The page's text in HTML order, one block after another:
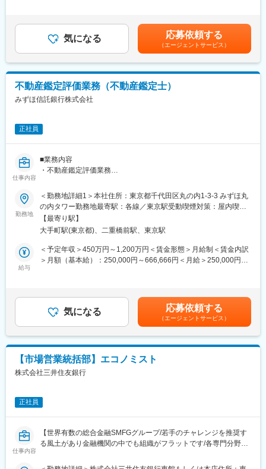
資家エンゲージメントやガバナンス対応の提言まで担う人材へ成
長可能。特定セクターのスペシャリストとしての深化も可能で
す。
■出向先について
企業名：株式会社VISTA https://vista.avantgroup.com/
住所：東京都港区港南2-15-2品川インターシティ B棟13階
テークホルダーへの長期的価値創出の実現を支援
変更の範囲：会社の定める業務
また、お客さま向けマーケット資料の作成やセミナーの講師等も
務めていただきます。
※当該業務経験の豊富な方、大歓迎です。
りそなホールディングス市場企画部（りそな銀行より出向扱）市
場戦略Gr（14名）
兼りそな銀行資金証券部兼埼玉りそな銀行資金証券部
玉りそな銀行資金証券部を合わせた市場部門人員は90名となって
おります。
■働き方
・平均残業時間2時間/日
・在宅勤務やサテライト勤務等を推進しており、社員に合わせた
■キャリアパス
ご入社頂く方に合わせ、教育体制を考えております。
しっかりと地に足をつけ、中長期目線で、ご活躍できるようフォ
スメです。
プ、市場戦略グループ）のほか、りそな銀行資金証券部（資金チ
ーム、有価証券チーム）および市場トレーディング室（カスタマ
ーグループ、トレーディンググループ）に加え、埼玉りそな銀行
資金証券部により構成され、木場にある東京本社ビル3階のディー
リングルームで一体的に執務を行っています。
銀行のALM運営の中心となり、マーケットと対峙して収益を計上
していく重要な役割を担う部門として認識をされております。そ
労働手当は職務の適用基準により職務給の20～40％相当額を支給
します。※予定年収、月額はあくまでも目安の金額であり、選考を
通じて上下する可能性があります。賃金はあくまでも目安の金額
であり、選考を通じて上下する可能性があります。月給(月額)は固
定手当を含めた表記です。
気になる 応募依頼する
（エージェントサービス）
不動産鑑定評価業務（不動産鑑定士）
みずほ信託銀行株式会社
正社員
仕事内容
■業務内容
・不動産鑑定評価業務
2.評価資料、マーケットデータの収集・分析
3.現地調査、周辺環境調査
4.鑑定評価書の作成、依頼者への評価内容の説明
・不動産コンサルティング業務
・みずほグループの営業・コンサルティング担当者への営業支
援、案件相談対応
全国エリア・幅広いアセットに携わることができます。
・大規模工場（工場財団を含む） ・本社ビル ・物流倉庫 ・
・富裕層顧客の邸宅 など
■就業環境
頻度は異なります。
■当社の特徴
みずほ信託銀行はみずほフィナンシャルグループの一員として、
グループ各社と連携したワンストップの高度なサービスを提供す
ることで、皆さまに高い評価をいただいております。
勤務地
＜勤務地詳細1＞本社住所：東京都千代田区丸の内1-3-3 みずほ丸
の内タワー勤務地最寄駅：各線／東京駅受動喫煙対策：屋内喫煙
可能場所あり＜勤務地詳細2＞東京23区内住所：東京都23区内 受
動喫煙対策：屋内全面禁煙変更の範囲：会社の定める事業所（リ
【最寄り駅】
大手町駅(東京都)、二重橋前駅、東京駅
給与
＜予定年収＞450万円～1,200万円＜賃金形態＞月給制＜賃金内訳
＞月額（基本給）：250,000円～666,666円＜月給＞250,000円～
間外勤務手当：時間外勤務時間に応じて支払う。※管理監督者の場
合は、時間外勤務、休日勤務については手当を支給しないものと
する。賃金はあくまでも目安の金額であり、選考を通じて上下す
る可能性があります。月給(月額)は固定手当を含めた表記です。
気になる 応募依頼する
（エージェントサービス）
【市場営業統括部】エコノミスト
株式会社三井住友銀行
正社員
仕事内容
【世界有数の総合金融SMFGグループ/若手のチャレンジを推奨す
る風土があり金融機関の中でも組織がフラットです/各専門分野の
す！】